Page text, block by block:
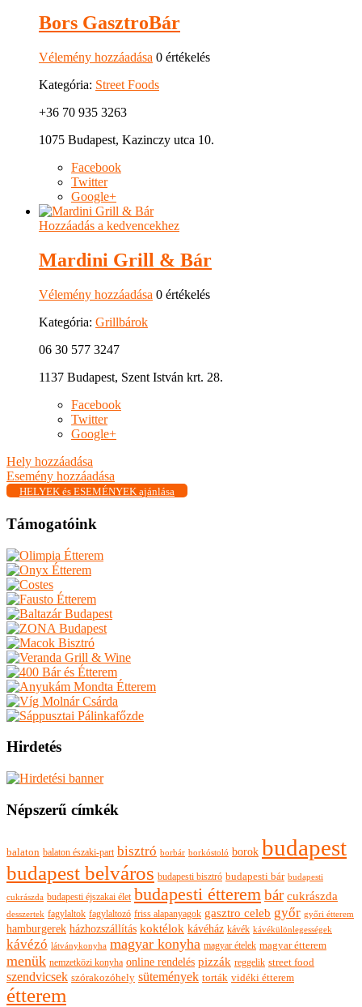
Bors GasztroBár
Vélemény hozzáadása 0 értékelés
Kategória: Street Foods
+36 70 935 3263
1075 Budapest, Kazinczy utca 10.
Facebook
Twitter
Google+
Hozzáadás a kedvencekhez
Mardini Grill & Bár
Vélemény hozzáadása 0 értékelés
Kategória: Grillbárok
06 30 577 3247
1137 Budapest, Szent István krt. 28.
Facebook
Twitter
Google+
Hely hozzáadása
Esemény hozzáadása
HELYEK és ESEMÉNYEK ajánlása
Támogatóink
Hirdetés
Népszerű címkék
balaton balaton északi-part bisztró borbár borkóstoló borok budapest
budapest belváros budapesti bisztró budapesti bár budapesti
cukrászda budapesti éjszakai élet budapesti étterem bár cukrászda
desszertek fagylaltok fagylaltozó friss alapanyagok gasztro celeb győr győri étterem
hamburgerek házhozszállítás koktélok kávéház kávék kávékülönlegességek
kávézó látványkonyha magyar konyha magyar ételek magyar étterem
menük nemzetközi konyha online rendelés pizzák reggelik street food
szendvicsek szórakozóhely sütemények torták vidéki étterem
étterem